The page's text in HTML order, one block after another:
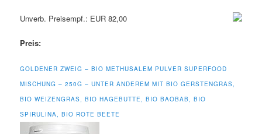
Unverb. Preisempf.: EUR 82,00
Preis:
GOLDENER ZWEIG – BIO METHUSALEM PULVER SUPERFOOD
MISCHUNG – 250G – UNTER ANDEREM MIT BIO GERSTENGRAS,
BIO WEIZENGRAS, BIO HAGEBUTTE, BIO BAOBAB, BIO
SPIRULINA, BIO ROTE BEETE